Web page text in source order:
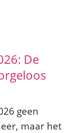
De
geen
maar het